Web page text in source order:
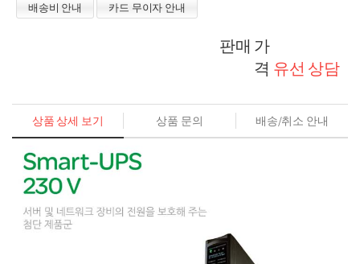
배송비 안내 카드 무이자 안내
판매 가
격 유선 상담
상품 상세 보기 상품 문의 배송/취소 안내